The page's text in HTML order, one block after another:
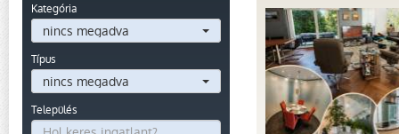
Kategória
nincs megadva
Típus
nincs megadva
Település